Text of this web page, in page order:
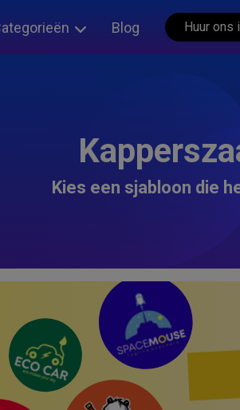
Blog Huur ons
Kies een sjabloon die